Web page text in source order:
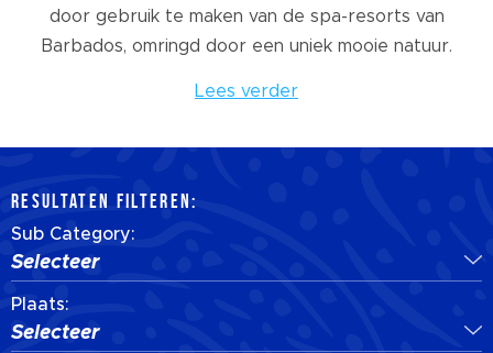
door gebruik te maken van de spa-resorts van
Barbados, omringd door een uniek mooie natuur.
Lees verder
RESULTATEN FILTEREN:
Sub Category:
Selecteer
Plaats:
Selecteer